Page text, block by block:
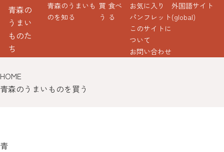
青森の
うまい
ものた
ち
青森のうまいも
のを知る
買
う
食べ
る
お気に入り
パンフレット
このサイトに
ついて
お問い合わせ
外国語サイト
(global)
HOME
青森のうまいものを買う
青